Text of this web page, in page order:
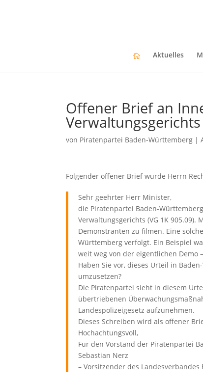
Aktuelles
Offener Brief an
Verwaltungsgerichts
von Piratenpartei Baden-Württemberg |
Folgender offener Brief wurde Herrn
Sehr geehrter Herr Minister,
die Piratenpartei Baden-
Verwaltungsgerichts (VG 1K
Demonstranten zu filmen. Eine
Württemberg verfolgt. Ein Beispiel
weit weg von der eigentlichen Demo
Haben Sie vor, dieses Urteil in
umzusetzen?
Die Piratenpartei sieht in diesem
übertriebenen
Landespolizeigesetz aufzunehmen.
Dieses Schreiben wird als offener
Hochachtungsvoll,
Für den Vorstand der Piratenpartei
Sebastian Nerz
– Vorsitzender des